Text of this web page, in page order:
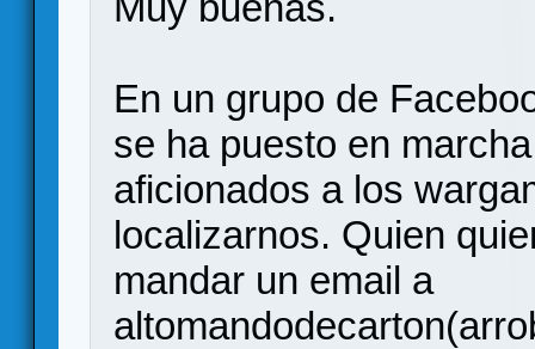
En un grupo de
se ha puesto en
aficionados a los
localizarnos. Quien
mandar un email a